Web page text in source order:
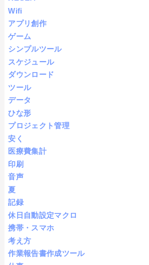
Wifi
アプリ創作
ゲーム
シンプルツール
スケジュール
ダウンロード
ツール
データ
ひな形
プロジェクト管理
安く
医療費集計
印刷
音声
夏
記録
休日自動設定マクロ
携帯・スマホ
考え方
作業報告書作成ツール